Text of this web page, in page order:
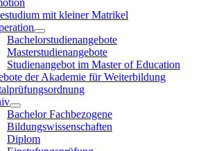
mit kleiner Matrikel
Bachelorstudienangebote
Masterstudienangebote
Studienangebot im Master of Education
der Akademie für Weiterbildung
Bachelor Fachbezogene
Bildungswissenschaften
Diplom